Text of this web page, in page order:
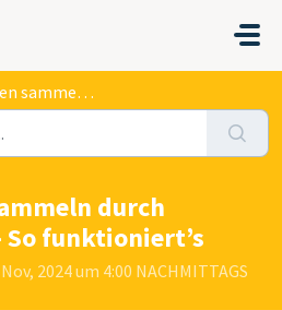
– So funktioniert’s
durch
funktioniert’s
2024 um 4:00 NACHMITTAGS